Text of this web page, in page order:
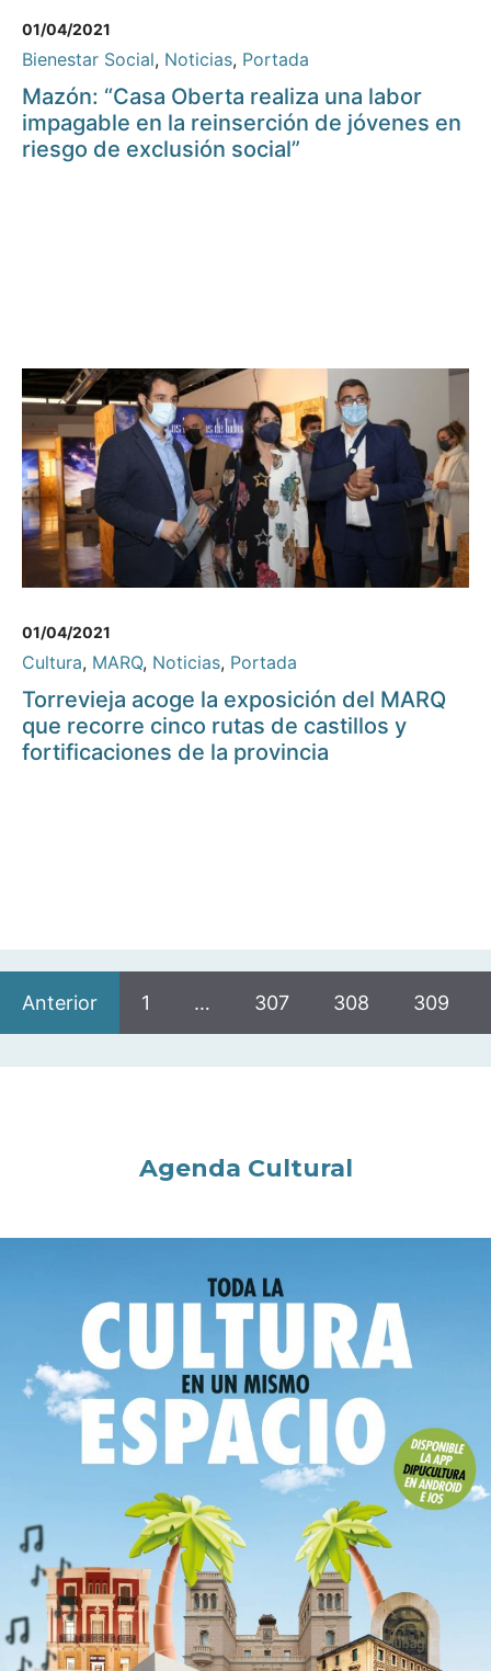
01/04/2021
Bienestar Social, Noticias, Portada
Mazón: “Casa Oberta realiza una labor
impagable en la reinserción de jóvenes en
riesgo de exclusión social”
01/04/2021
Cultura, MARQ, Noticias, Portada
Torrevieja acoge la exposición del MARQ
que recorre cinco rutas de castillos y
fortificaciones de la provincia
Anterior 1 … 307 308 309
Agenda Cultural